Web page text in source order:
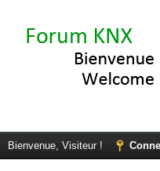
Bienvenue, Visiteur !